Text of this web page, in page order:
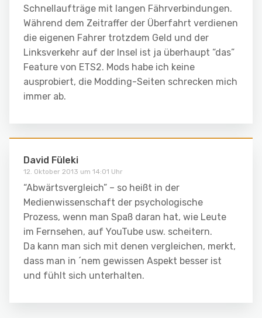
Schnellaufträge mit langen Fährverbindungen.
Während dem Zeitraffer der Überfahrt verdienen
die eigenen Fahrer trotzdem Geld und der
Linksverkehr auf der Insel ist ja überhaupt “das”
Feature von ETS2. Mods habe ich keine
ausprobiert, die Modding-Seiten schrecken mich
immer ab.
David Füleki
12. Oktober 2013 um 14:01 Uhr
“Abwärtsvergleich” – so heißt in der
Medienwissenschaft der psychologische
Prozess, wenn man Spaß daran hat, wie Leute
im Fernsehen, auf YouTube usw. scheitern.
Da kann man sich mit denen vergleichen, merkt,
dass man in ´nem gewissen Aspekt besser ist
und fühlt sich unterhalten.